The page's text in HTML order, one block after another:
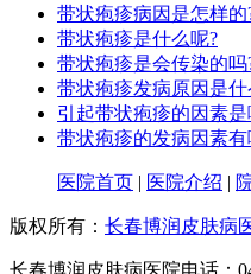
带状疱疹病因是怎样的
带状疱疹是什么呢?
带状疱疹是会传染的吗
带状疱疹发病原因是什
引起带状疱疹的因素是
带状疱疹的发病因素有
医院首页 | 医院介绍 |
版权所有： 长春博润皮肤病
长春博润皮肤病医院电话：